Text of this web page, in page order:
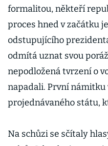
formalitou, někteří
proces hned v začátku
odstupujícího
odmítá uznat svou
nepodložená tvrzení o
napadali. První
projednávaného státu,
Na schůzi se sčítaly